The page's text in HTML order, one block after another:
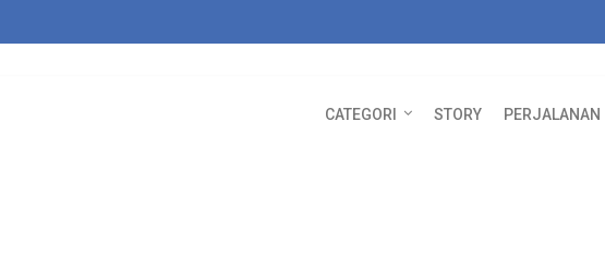
CATEGORI STORY PERJALANAN